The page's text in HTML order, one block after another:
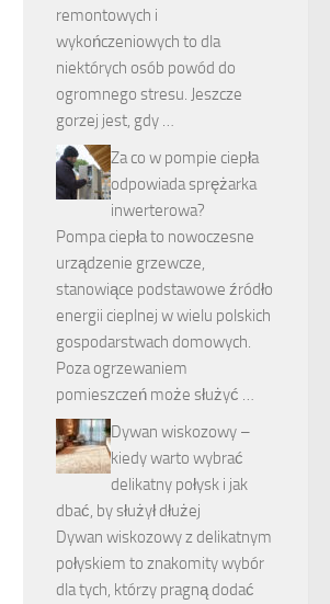
remontowych i
wykończeniowych to dla
niektórych osób powód do
ogromnego stresu. Jeszcze
gorzej jest, gdy …
Za co w pompie ciepła
odpowiada sprężarka
inwerterowa?
Pompa ciepła to nowoczesne
urządzenie grzewcze,
stanowiące podstawowe źródło
energii cieplnej w wielu polskich
gospodarstwach domowych.
Poza ogrzewaniem
pomieszczeń może służyć …
Dywan wiskozowy –
kiedy warto wybrać
delikatny połysk i jak
dbać, by służył dłużej
Dywan wiskozowy z delikatnym
połyskiem to znakomity wybór
dla tych, którzy pragną dodać